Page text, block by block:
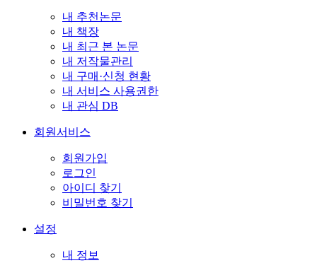
내 추천논문
내 책장
내 최근 본 논문
내 저작물관리
내 구매·신청 현황
내 서비스 사용권한
내 관심 DB
회원서비스
회원가입
로그인
아이디 찾기
비밀번호 찾기
설정
내 정보